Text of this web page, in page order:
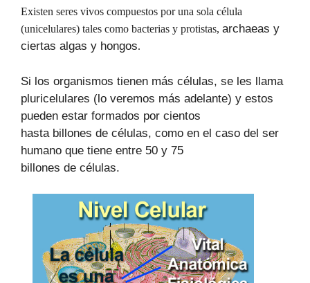
Existen seres vivos compuestos por una sola célula
(unicelulares) tales como bacterias y protistas, archaeas y
ciertas algas y hongos.
Si los organismos tienen más células, se les llama
pluricelulares (lo veremos más adelante) y estos
pueden estar formados por cientos
hasta billones de células, como en el caso del ser
humano que tiene entre 50 y 75
billones de células.